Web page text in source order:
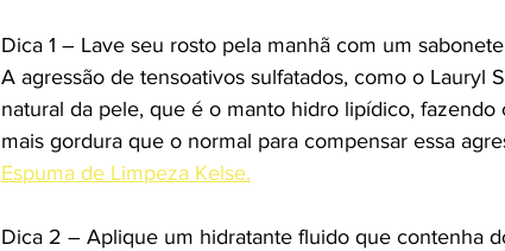
Dica 1 – Lave seu rosto pela manhã com um
A agressão de tensoativos sulfatados, como o Lauryl
natural da pele, que é o manto hidro lipídico,
mais gordura que o normal para compensar essa
Espuma de Limpeza Kelse.
Dica 2 – Aplique um hidratante fluido que contenha